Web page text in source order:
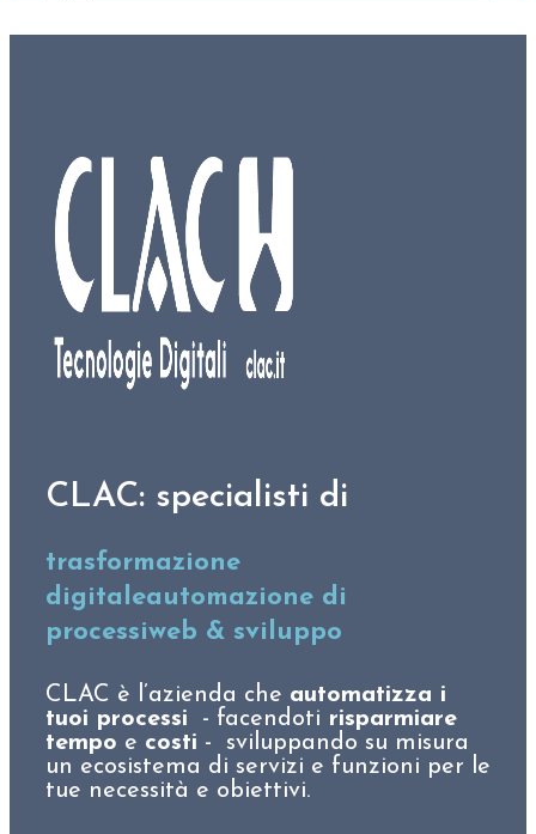
CLAC: specialisti di
trasformazione
digitaleautomazione di
processiweb & sviluppo
CLAC è l’azienda che automatizza i
tuoi processi - facendoti risparmiare
tempo e costi - sviluppando su misura
un ecosistema di servizi e funzioni per le
tue necessità e obiettivi.